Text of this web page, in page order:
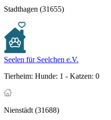
Stadthagen (31655)
Seelen für Seelchen e.V.
Tierheim: Hunde: 1 - Katzen: 0
Nienstädt (31688)